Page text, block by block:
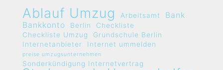
Ablauf Umzug Arbeitsamt
Bank
Bankkonto
Berlin
Checkliste
Checkliste Umzug
Grundschule Berlin
Internetanbieter
Internet ummelden
preise umzugsunternehmen
Sonderkündigung Internetvertrag